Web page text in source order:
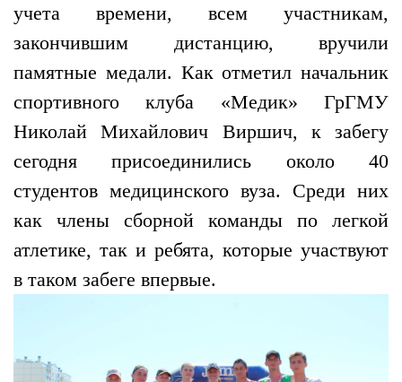
учета времени, всем участникам,
закончившим дистанцию, вручили
памятные медали. Как отметил начальник
спортивного клуба «Медик» ГрГМУ
Николай Михайлович Виршич, к забегу
сегодня присоединились около 40
студентов медицинского вуза. Среди них
как члены сборной команды по легкой
атлетике, так и ребята, которые участвуют
в таком забеге впервые.